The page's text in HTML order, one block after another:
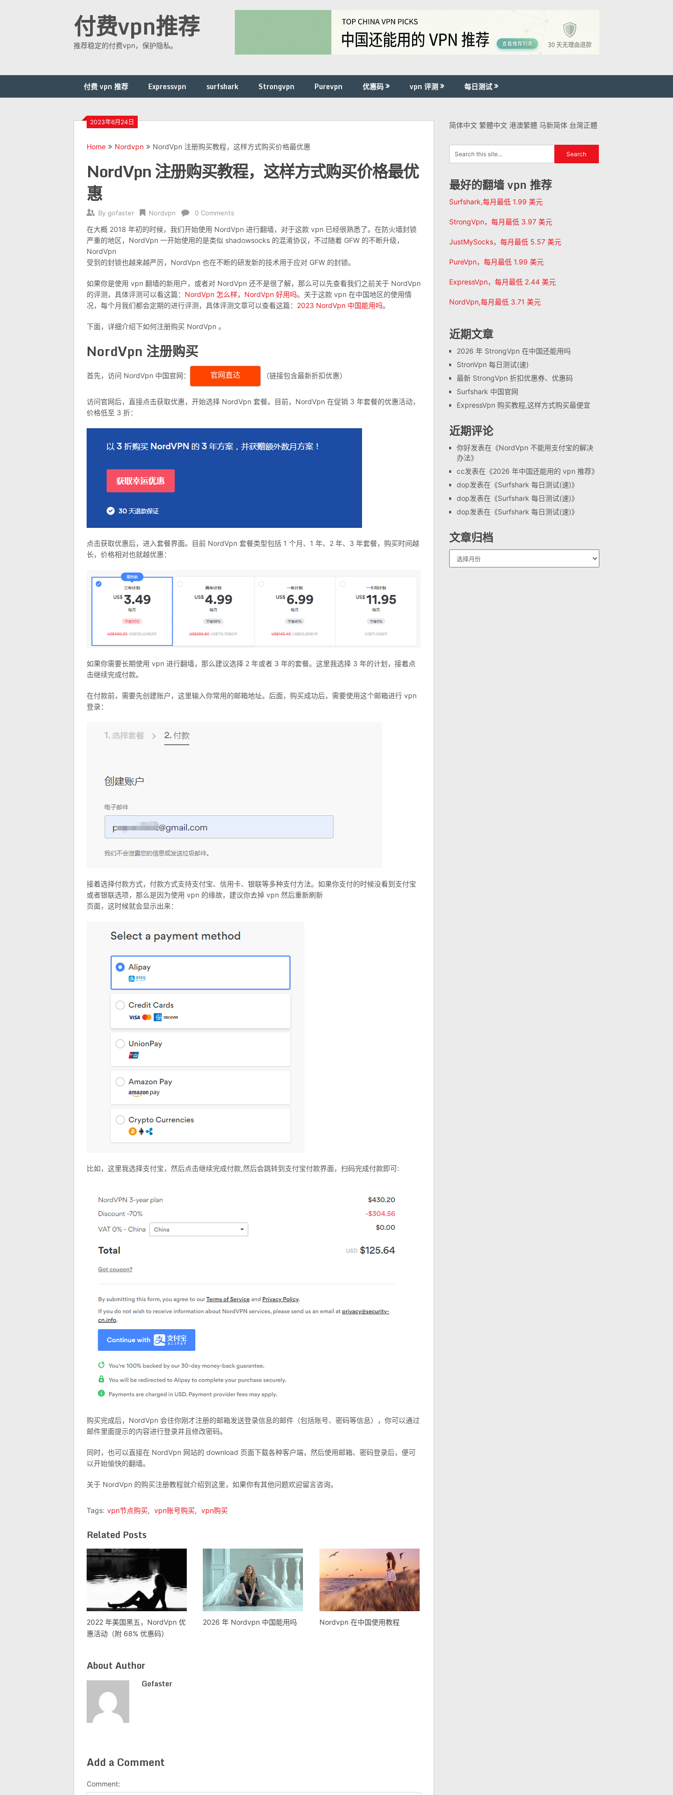
付费vpn推荐
推荐稳定的付费vpn，保护隐私。
付费 vpn 推荐 Expressvpn surfshark Strongvpn Purevpn 优惠码 vpn 评测 每日测试
2023年6月24日
Home Nordvpn NordVpn 注册购买教程，这样方式购买价格最优惠
NordVpn 注册购买教程，这样方式购买价格最优
惠
By gofaster Nordvpn 0 Comments
在大概 2018 年初的时候，我们开始使用 NordVpn 进行翻墙，对于这款 vpn 已经很熟悉了。在防火墙封锁
严重的地区，NordVpn 一开始使用的是类似 shadowsocks 的混淆协议，不过随着 GFW 的不断升级，
NordVpn
受到的封锁也越来越严厉，NordVpn 也在不断的研发新的技术用于应对 GFW 的封锁。
如果你是使用 vpn 翻墙的新用户，或者对 NordVpn 还不是很了解，那么可以先查看我们之前关于 NordVpn
的评测，具体评测可以看这篇： NordVpn 怎么样，NordVpn 好用吗。关于这款 vpn 在中国地区的使用情
况，每个月我们都会定期的进行评测，具体评测文章可以查看这篇： 2023 NordVpn 中国能用吗。
下面，详细介绍下如何注册购买 NordVpn 。
NordVpn 注册购买
首先，访问 NordVpn 中国官网： 官网直达 （链接包含最新折扣优惠）
访问官网后，直接点击获取优惠，开始选择 NordVpn 套餐。目前，NordVpn 在促销 3 年套餐的优惠活动，
价格低至 3 折：
点击获取优惠后，进入套餐界面。目前 NordVpn 套餐类型包括 1 个月、1 年、2 年、3 年套餐，购买时间越
长，价格相对也就越优惠：
如果你需要长期使用 vpn 进行翻墙，那么建议选择 2 年或者 3 年的套餐。这里我选择 3 年的计划，接着点
击继续完成付款。
在付款前，需要先创建账户，这里输入你常用的邮箱地址。后面，购买成功后，需要使用这个邮箱进行 vpn
登录：
接着选择付款方式，付款方式支持支付宝、信用卡、银联等多种支付方法。如果你支付的时候没看到支付宝
或者银联选项，那么是因为使用 vpn 的缘故，建议你去掉 vpn 然后重新刷新
页面，这时候就会显示出来：
比如，这里我选择支付宝，然后点击继续完成付款,然后会跳转到支付宝付款界面，扫码完成付款即可:
购买完成后，NordVpn 会往你刚才注册的邮箱发送登录信息的邮件（包括账号、密码等信息），你可以通过
邮件里面提示的内容进行登录并且修改密码。
同时，也可以直接在 NordVpn 网站的 download 页面下载各种客户端，然后使用邮箱、密码登录后，便可
以开始愉快的翻墙。
关于 NordVpn 的购买注册教程就介绍到这里，如果你有其他问题欢迎留言咨询。
Tags: vpn节点购买, vpn账号购买, vpn购买
Related Posts
2022 年美国黑五，NordVpn 优
惠活动（附 68% 优惠码）
2026 年 Nordvpn 中国能用吗 Nordvpn 在中国使用教程
About Author
Gofaster
Add a Comment
Comment:
简体中文 繁體中文 港澳繁體 马新简体 台灣正體
最好的翻墙 vpn 推荐
Surfshark,每月最低 1.99 美元
StrongVpn，每月最低 3.97 美元
JustMySocks，每月最低 5.57 美元
PureVpn，每月最低 1.99 美元
ExpressVpn，每月最低 2.44 美元
NordVpn,每月最低 3.71 美元
近期文章
2026 年 StrongVpn 在中国还能用吗
StronVpn 每日测试(速)
最新 StrongVpn 折扣优惠券、优惠码
Surfshark 中国官网
ExpressVpn 购买教程,这样方式购买最便宜
近期评论
你好发表在《NordVpn 不能用支付宝的解决
办法》
cc发表在《2026 年中国还能用的 vpn 推荐》
dop发表在《Surfshark 每日测试(速)》
dop发表在《Surfshark 每日测试(速)》
dop发表在《Surfshark 每日测试(速)》
文章归档